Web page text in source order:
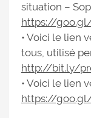
situation –
https://
• Voici le lien
tous, utilisé
http://bit.ly/
• Voici le lien
https://